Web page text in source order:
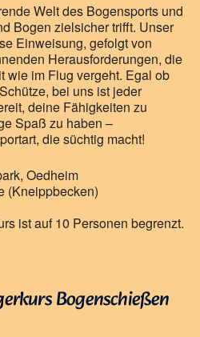
Welt des Bogensports und
Bogen zielsicher trifft. Unser
Einweisung, gefolgt von
Herausforderungen, die
wie im Flug vergeht. Egal ob
bei uns ist jeder
deine Fähigkeiten zu
Spaß zu haben –
die süchtig macht!
Oedheim
(Kneippbecken)
ist auf 10 Personen begrenzt.
Bogenschießen